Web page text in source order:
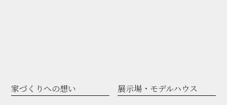
家づくりへの想い 展示場・モデルハウス